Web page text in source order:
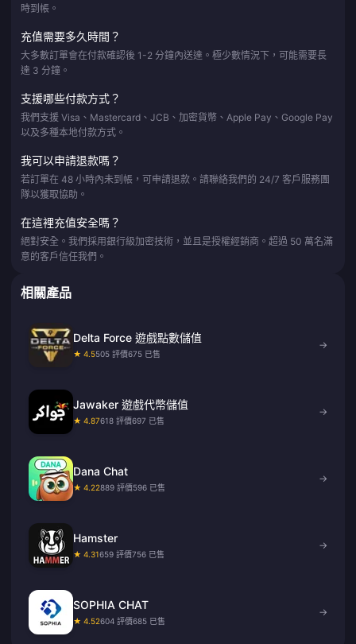
時到帳。
充值需要多久時間？
大多數訂單會在付款確認後 1-2 分鐘內送達。極少數情況下，可能需要長
達 3 分鐘。
支援哪些付款方式？
我們支援 Visa、Mastercard、JCB、加密貨幣、Apple Pay、Google Pay
以及多種本地付款方式。
我可以申請退款嗎？
若訂單在 48 小時內未到帳，可申請退款。請聯絡我們的 24/7 客戶服務團
隊以獲取協助。
在這裡充值安全嗎？
絕對安全。我們採用銀行級加密技術，並且是授權經銷商。超過 50 萬名滿
意的客戶信任我們。
相關產品
Delta Force 遊戲點數儲值
★ 4.5505 評價675 已售
→
Jawaker 遊戲代幣儲值
★ 4.87618 評價697 已售
→
Dana Chat
★ 4.22889 評價596 已售
→
Hamster
★ 4.31659 評價756 已售
→
SOPHIA CHAT
★ 4.52604 評價685 已售
→